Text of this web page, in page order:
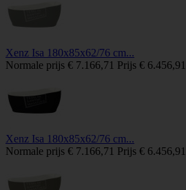
Xenz Isa 180x85x62/76 cm...
Normale prijs € 7.166,71 Prijs € 6.456,91
Xenz Isa 180x85x62/76 cm...
Normale prijs € 7.166,71 Prijs € 6.456,91